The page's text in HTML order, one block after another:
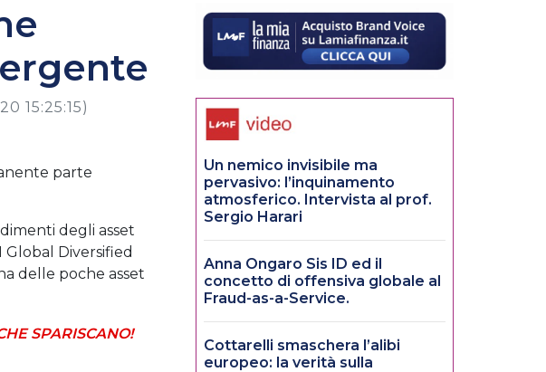
15:25:15)
parte
degli asset
Global Diversified
delle poche asset
SPARISCANO!
Un nemico invisibile ma
pervasivo: l’inquinamento
atmosferico. Intervista al prof.
Sergio Harari
Anna Ongaro Sis ID ed il
concetto di offensiva globale al
Fraud-as-a-Service.
Cottarelli smaschera l’alibi
europeo: la verità sulla